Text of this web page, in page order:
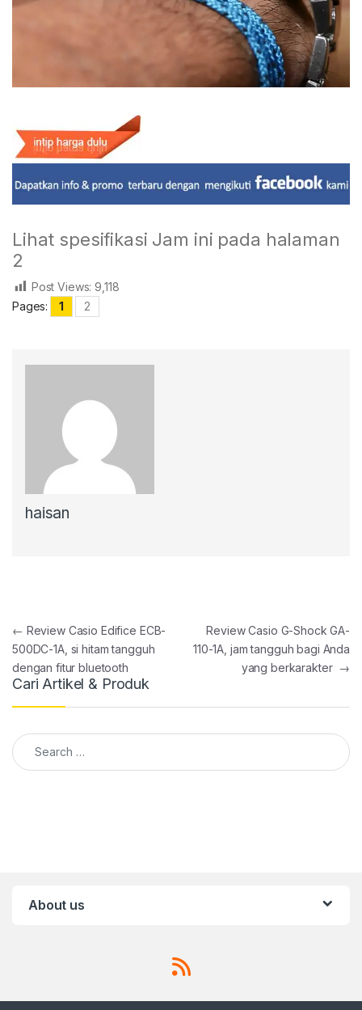
Lihat spesifikasi Jam ini pada halaman
2
Post Views: 9,118
Pages:
1 2
haisan
Post navigation
← Review Casio Edifice ECB-
500DC-1A, si hitam tangguh
dengan fitur bluetooth
Review Casio G-Shock GA-
110-1A, jam tangguh bagi Anda
yang berkarakter →
Cari Artikel & Produk
Search for:
About us